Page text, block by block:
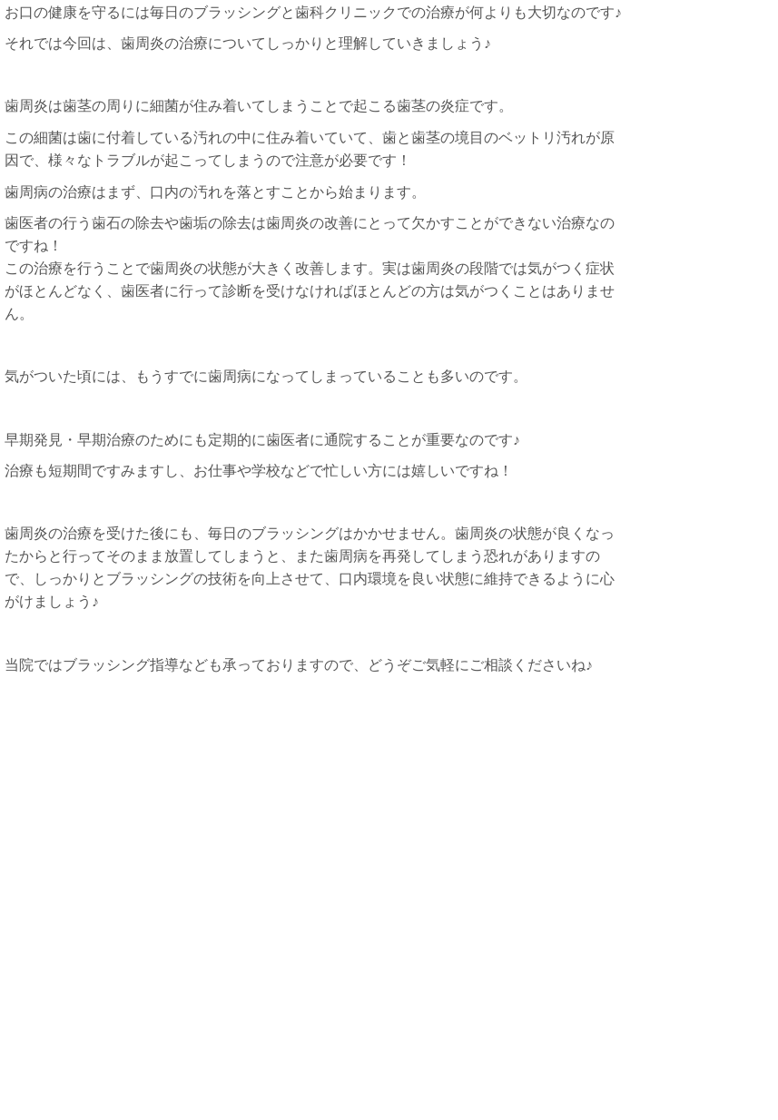
お口の健康を守るには毎日のブラッシングと歯科クリニックでの治療が何よりも大切なのです♪
それでは今回は、歯周炎の治療についてしっかりと理解していきましょう♪
歯周炎は歯茎の周りに細菌が住み着いてしまうことで起こる歯茎の炎症です。
この細菌は歯に付着している汚れの中に住み着いていて、歯と歯茎の境目のベットリ汚れが原
因で、様々なトラブルが起こってしまうので注意が必要です！
歯周病の治療はまず、口内の汚れを落とすことから始まります。
歯医者の行う歯石の除去や歯垢の除去は歯周炎の改善にとって欠かすことができない治療なの
ですね！
この治療を行うことで歯周炎の状態が大きく改善します。実は歯周炎の段階では気がつく症状
がほとんどなく、歯医者に行って診断を受けなければほとんどの方は気がつくことはありませ
ん。
気がついた頃には、もうすでに歯周病になってしまっていることも多いのです。
早期発見・早期治療のためにも定期的に歯医者に通院することが重要なのです♪
治療も短期間ですみますし、お仕事や学校などで忙しい方には嬉しいですね！
歯周炎の治療を受けた後にも、毎日のブラッシングはかかせません。歯周炎の状態が良くなっ
たからと行ってそのまま放置してしまうと、また歯周病を再発してしまう恐れがありますの
で、しっかりとブラッシングの技術を向上させて、口内環境を良い状態に維持できるように心
がけましょう♪
当院ではブラッシング指導なども承っておりますので、どうぞご気軽にご相談くださいね♪